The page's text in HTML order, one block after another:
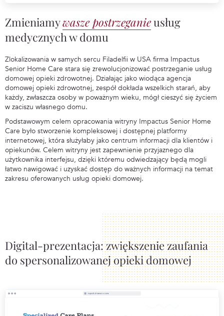
Zmieniamywasze postrzeganieusług
medycznych w domu
Zlokalizowania w samych sercu Filadelfii w USA firma Impactus
Senior Home Care stara się zrewolucjonizować postrzeganie usług
domowej opieki zdrowotnej. Działając jako wiodąca agencja
domowej opieki zdrowotnej, zespół dokłada wszelkich starań, aby
każdy, zwłaszcza osoby w poważnym wieku, mógł cieszyć się życiem
w zaciszu własnego domu.
Podstawowym celem opracowania witryny Impactus Senior Home
Care było stworzenie kompleksowej i dostępnej platformy
internetowej, która służyłaby jako centrum informacji dla klientów i
opiekunów. Celem witryny jest zapewnienie przyjaznego dla
użytkownika interfejsu, dzięki któremu odwiedzający będą mogli
łatwo nawigować i uzyskać dostęp do ważnych informacji na temat
zakresu oferowanych usług opieki domowej.
Digital-prezentacja: zwiększenie zaufania
do spersonalizowanej opieki domowej